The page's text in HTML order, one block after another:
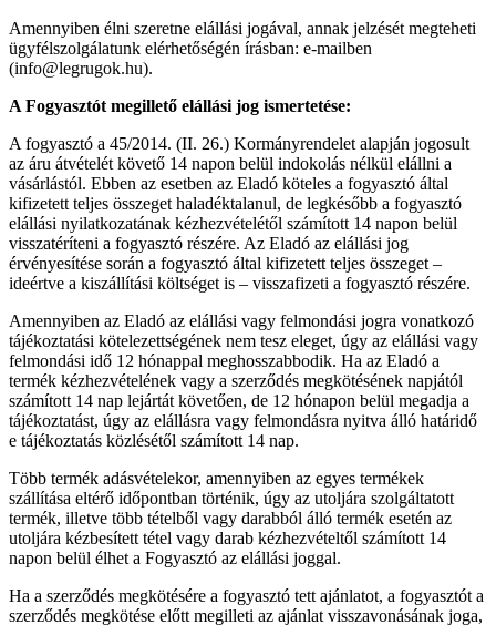
Amennyiben élni szeretne elállási jogával, annak jelzését megteheti
ügyfélszolgálatunk elérhetőségén írásban: e-mailben
(info@legrugok.hu).
A Fogyasztót megillető elállási jog ismertetése:
A fogyasztó a 45/2014. (II. 26.) Kormányrendelet alapján jogosult
az áru átvételét követő 14 napon belül indokolás nélkül elállni a
vásárlástól. Ebben az esetben az Eladó köteles a fogyasztó által
kifizetett teljes összeget haladéktalanul, de legkésőbb a fogyasztó
elállási nyilatkozatának kézhezvételétől számított 14 napon belül
visszatéríteni a fogyasztó részére. Az Eladó az elállási jog
érvényesítése során a fogyasztó által kifizetett teljes összeget –
ideértve a kiszállítási költséget is – visszafizeti a fogyasztó részére.
Amennyiben az Eladó az elállási vagy felmondási jogra vonatkozó
tájékoztatási kötelezettségének nem tesz eleget, úgy az elállási vagy
felmondási idő 12 hónappal meghosszabbodik. Ha az Eladó a
termék kézhezvételének vagy a szerződés megkötésének napjától
számított 14 nap lejártát követően, de 12 hónapon belül megadja a
tájékoztatást, úgy az elállásra vagy felmondásra nyitva álló határidő
e tájékoztatás közlésétől számított 14 nap.
Több termék adásvételekor, amennyiben az egyes termékek
szállítása eltérő időpontban történik, úgy az utoljára szolgáltatott
termék, illetve több tételből vagy darabból álló termék esetén az
utoljára kézbesített tétel vagy darab kézhezvételtől számított 14
napon belül élhet a Fogyasztó az elállási joggal.
Ha a szerződés megkötésére a fogyasztó tett ajánlatot, a fogyasztót a
szerződés megkötése előtt megilleti az ajánlat visszavonásának joga,